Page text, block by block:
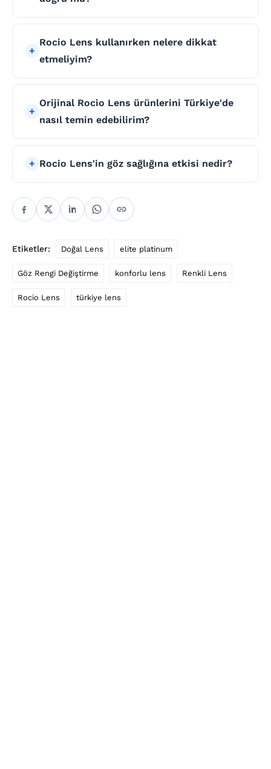
Rocio Lens kullanırken nelere dikkat
etmeliyim?
Orijinal Rocio Lens ürünlerini Türkiye'de
nasıl temin edebilirim?
Rocio Lens'in göz sağlığına etkisi nedir?
Etiketler: Doğal Lens elite platinum
Göz Rengi Değiştirme konforlu lens Renkli Lens
Rocio Lens türkiye lens